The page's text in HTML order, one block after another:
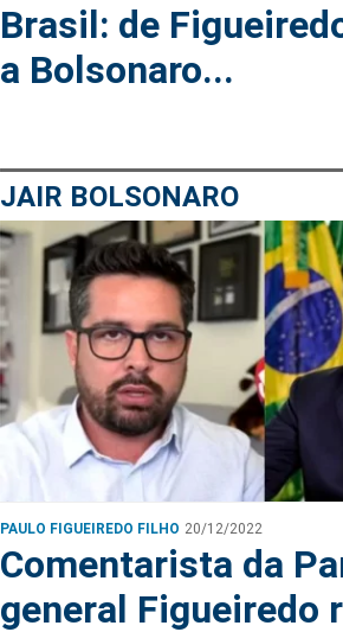
Brasil: de
a Bolsonaro...
JAIR BOLSONARO
PAULO FIGUEIREDO FILHO 20/12/2022
Comentarista da
general Figueiredo